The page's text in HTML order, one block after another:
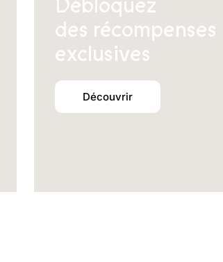
Débloquez
des récompenses
exclusives
Découvrir